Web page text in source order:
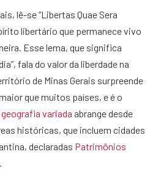
lê-se “Libertas Quae Sera
libertário que permanece vivo
Esse lema, que significa
fala do valor da liberdade na
de Minas Gerais surpreende
que muitos países, e é o
geografia variada abrange desde
históricas, que incluem cidades
declaradas Patrimônios
.